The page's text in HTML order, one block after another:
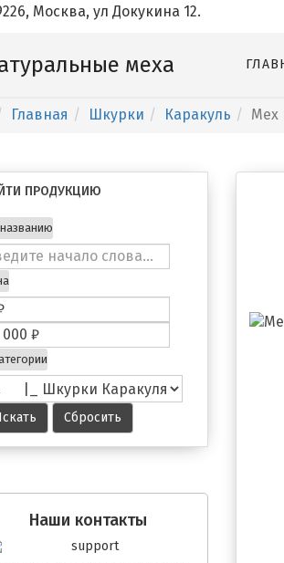
Москва, ул Докукина 12.
Главная Шкурки Каракуль Мех
ПРОДУКЦИЮ
Наши контакты